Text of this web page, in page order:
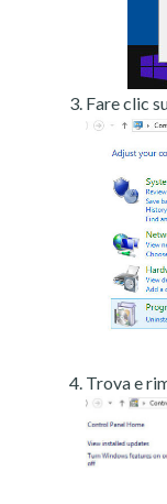
Fare clic
Trova e